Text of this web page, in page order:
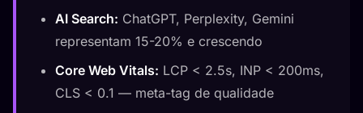
AI Search: ChatGPT, Perplexity, Gemini
representam 15-20% e crescendo
Core Web Vitals: LCP < 2.5s, INP < 200ms,
CLS < 0.1 — meta-tag de qualidade